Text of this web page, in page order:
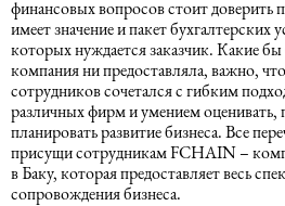
МСФО
Подготовка отчетности
Расчет заработной платы
Международное (частное) право
Миграционные услуги в
Право интеллектуальной
собственности
EOR
финансовых вопросов стоит
имеет значение и пакет бухгалтерских
которых нуждается заказчик. Какие бы
компания ни предоставляла, важно,
сотрудников сочетался с гибким
различных фирм и умением оценивать,
планировать развитие бизнеса. Все
присущи сотрудникам FCHAIN –
в Баку, которая предоставляет весь
сопровождения бизнеса.